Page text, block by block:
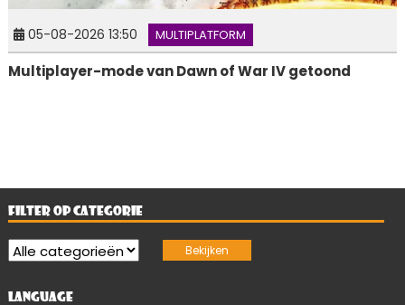
05-08-2026 13:50 MULTIPLATFORM
Multiplayer-mode van Dawn of War IV getoond
FILTER OP CATEGORIE
LANGUAGE